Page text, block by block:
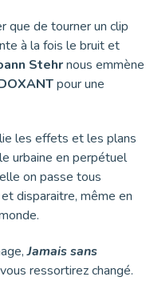
que de tourner un clip
à la fois le bruit et
Stehrnous emmène
pour une
les effets et les plans
urbaine en perpétuel
on passe tous
disparaitre, même en
Jamais sans
ressortirez changé.